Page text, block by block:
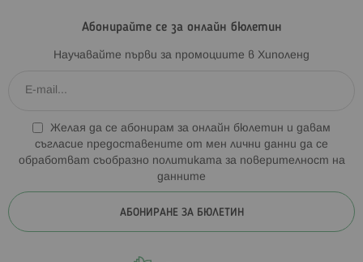
Абонирайте се за онлайн бюлетин
Научавайте първи за промоциите в Хиполенд
Желая да се абонирам за онлайн бюлетин и давам
съгласие предоставените от мен лични данни да се
обработват съобразно политиката за поверителност на
данните
АБОНИРАНЕ ЗА БЮЛЕТИН